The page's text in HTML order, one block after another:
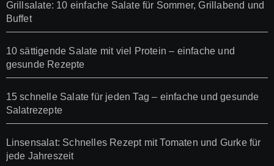
Grillsalate: 10 einfache Salate für Sommer, Grillabend und
Buffet
10 sättigende Salate mit viel Protein – einfache und
gesunde Rezepte
15 schnelle Salate für jeden Tag – einfache und gesunde
Salatrezepte
Linsensalat: Schnelles Rezept mit Tomaten und Gurke für
jede Jahreszeit